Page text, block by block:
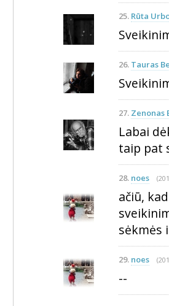
25. Rūta
26. Tauras
27. Zenonas
Labai
taip pat
28. noes
ačiū,
sėkmės
29. noes
--